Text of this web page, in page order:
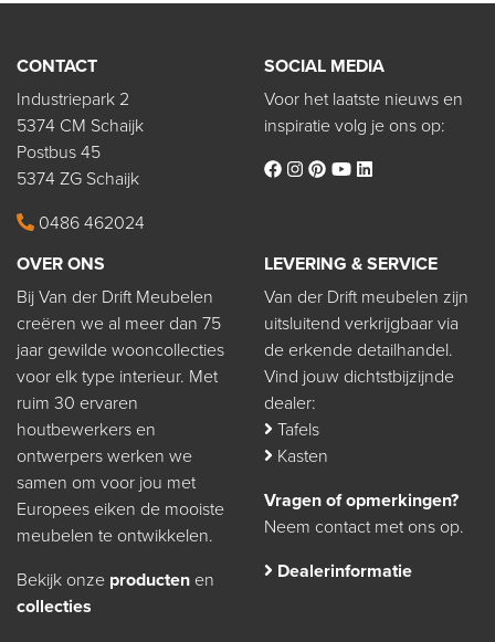
CONTACT
Industriepark 2
5374 CM Schaijk
Postbus 45
5374 ZG Schaijk
0486 462024
SOCIAL MEDIA
Voor het laatste nieuws en
inspiratie volg je ons op:
OVER ONS
Bij Van der Drift Meubelen
creëren we al meer dan 75
jaar gewilde wooncollecties
voor elk type interieur. Met
ruim 30 ervaren
houtbewerkers en
ontwerpers werken we
samen om voor jou met
Europees eiken de mooiste
meubelen te ontwikkelen.
Bekijk onze producten en
collecties
LEVERING & SERVICE
Van der Drift meubelen zijn
uitsluitend verkrijgbaar via
de erkende detailhandel.
Vind jouw dichtstbijzijnde
dealer:
Tafels
Kasten
Vragen of opmerkingen?
Neem contact met ons op.
Dealerinformatie